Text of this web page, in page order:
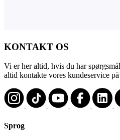
KONTAKT OS
Vi er her altid, hvis du har
altid kontakte vores kundeservice på
Sprog